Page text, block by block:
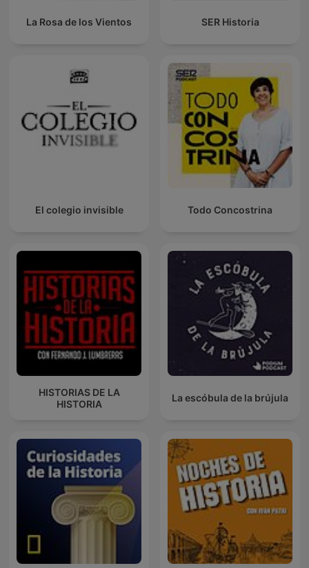
La Rosa de los Vientos SER Historia
El colegio invisible Todo Concostrina
HISTORIAS DE LA
HISTORIA
La escóbula de la brújula